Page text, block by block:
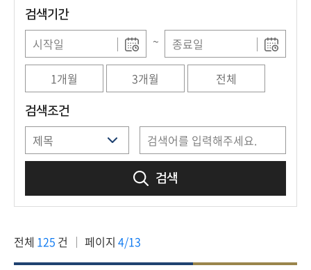
개
검색기간
~
1개월 3개월 전체
검색조건
검색
전체 125 건 페이지 4/13